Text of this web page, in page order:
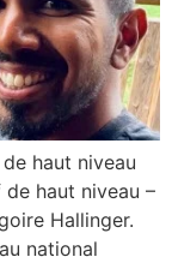
haut niveau
haut niveau –
Hallinger.
national